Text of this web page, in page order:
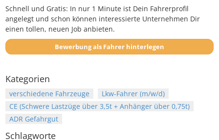
Schnell und Gratis: In nur 1 Minute ist Dein Fahrerprofil
angelegt und schon können interessierte Unternehmen Dir
einen tollen, neuen Job anbieten.
Bewerbung als Fahrer hinterlegen
Kategorien
verschiedene Fahrzeuge
Lkw-Fahrer (m/w/d)
CE (Schwere Lastzüge über 3,5t + Anhänger über 0,75t)
ADR Gefahrgut
Schlagworte